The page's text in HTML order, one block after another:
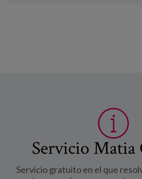
Servicio Matia
Servicio gratuito en el que